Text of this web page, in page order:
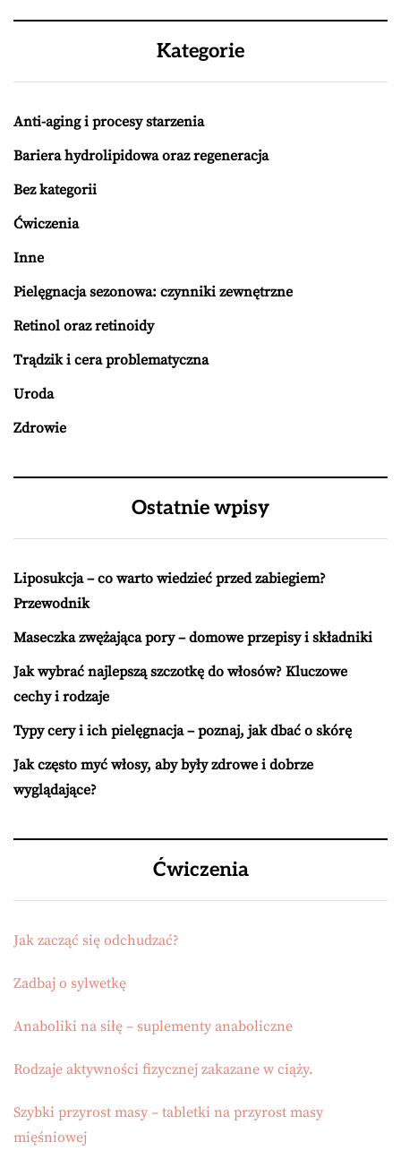
Kategorie
Anti-aging i procesy starzenia
Bariera hydrolipidowa oraz regeneracja
Bez kategorii
Ćwiczenia
Inne
Pielęgnacja sezonowa: czynniki zewnętrzne
Retinol oraz retinoidy
Trądzik i cera problematyczna
Uroda
Zdrowie
Ostatnie wpisy
Liposukcja – co warto wiedzieć przed zabiegiem?
Przewodnik
Maseczka zwężająca pory – domowe przepisy i składniki
Jak wybrać najlepszą szczotkę do włosów? Kluczowe
cechy i rodzaje
Typy cery i ich pielęgnacja – poznaj, jak dbać o skórę
Jak często myć włosy, aby były zdrowe i dobrze
wyglądające?
Ćwiczenia
Jak zacząć się odchudzać?
Zadbaj o sylwetkę
Anaboliki na siłę – suplementy anaboliczne
Rodzaje aktywności fizycznej zakazane w ciąży.
Szybki przyrost masy – tabletki na przyrost masy
mięśniowej